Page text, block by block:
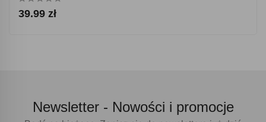
39.99 zł
Newsletter - Nowości i promocje